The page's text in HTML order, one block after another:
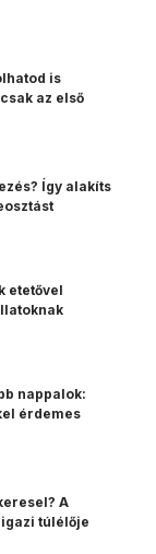
is
az első
Így alakíts
etetővel
nappalok:
érdemes
A
túlélője